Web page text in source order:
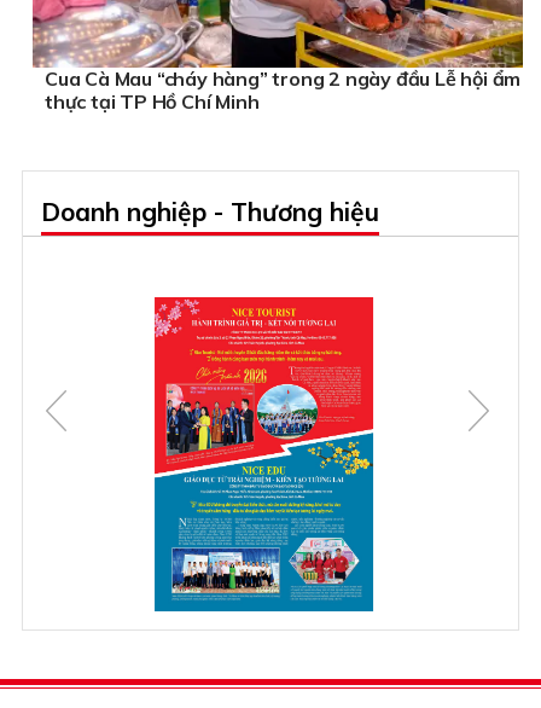
Cua Cà Mau “cháy hàng” trong 2 ngày đầu Lễ hội ẩm
thực tại TP Hồ Chí Minh
Doanh nghiệp - Thương hiệu